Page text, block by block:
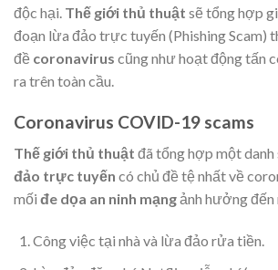
độc hại. Thế giới thủ thuật sẽ tổng hợp
đoạn lừa đảo trực tuyến (Phishing Scam)
đề coronavirus cũng như hoạt động tấn
ra trên toàn cầu.
Coronavirus COVID-19 scams
Thế giới thủ thuật đã tổng hợp một danh
đảo trực tuyến có chủ đề tệ nhất về
mối đe dọa an ninh mạngảnh hưởng
Công việc tại nhà và lừa đảo rửa tiền.